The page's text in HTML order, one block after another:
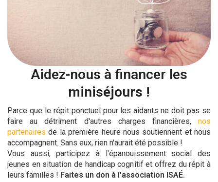
Aidez-nous à financer les
miniséjours !
Parce que le répit ponctuel pour les aidants ne doit pas se
faire au détriment d'autres charges financières, nos
partenaires de la première heure nous soutiennent et nous
accompagnent. Sans eux, rien n'aurait été possible !
Vous aussi, participez à l'épanouissement social des
jeunes en situation de handicap cognitif et offrez du répit à
leurs familles ! Faites un don à l'association ISAÉ.